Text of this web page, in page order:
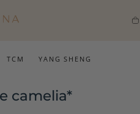
TCM YANG SHENG
camelia*